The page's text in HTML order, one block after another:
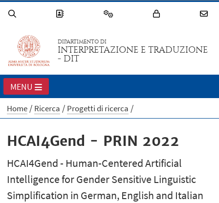
DIPARTIMENTO DI
INTERPRETAZIONE E TRADUZIONE
- DIT
MENU
Home Ricerca Progetti di ricerca
HCAI4Gend - PRIN 2022
HCAI4Gend - Human-Centered Artificial
Intelligence for Gender Sensitive Linguistic
Simplification in German, English and Italian